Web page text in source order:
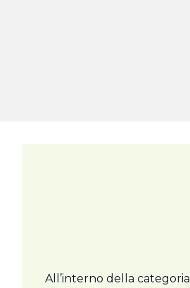
All’interno della categoria